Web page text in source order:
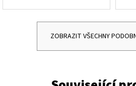
ZOBRAZIT VŠECHNY